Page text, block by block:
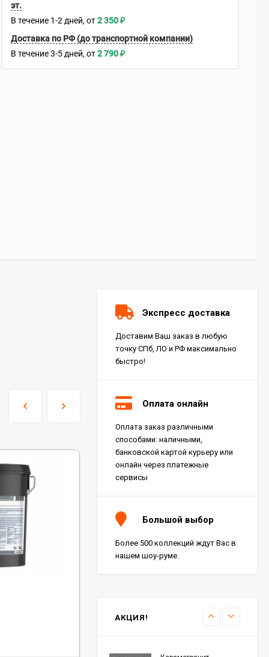
эт.
В течение 1-2 дней 2 350₽
Доставка по РФ (до транспортной компании)
В течение 3-5 дней 2 790₽
Экспресс доставка
Доставим Ваш заказ в любую
точку СПб, ЛО и РФ максимально
быстро!
Оплата онлайн
Оплата заказ различными
способами: наличными,
банковской картой курьеру или
онлайн через платежные
сервисы
Большой выбор
Более 500 коллекций ждут Вас в
нашем шоу-руме.
АКЦИЯ!
Керамогранит Italon
Charme Extra Silver Ret
60x120, 610010001196
Charme Evo Imperiale
Ret 60x120,